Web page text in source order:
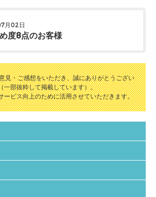
月02日
度8点のお客様
見・ご感想をいただき、誠にありがとうござい
一部抜粋して掲載しています）。
ービス向上のために活用させていただきます。